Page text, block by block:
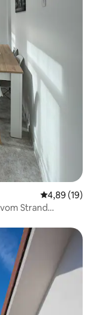
4,89 (19)
Strand